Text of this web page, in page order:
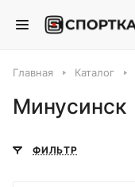
Главная Каталог
Минусинск
ФИЛЬТР